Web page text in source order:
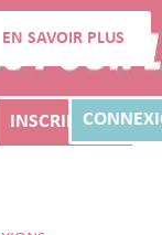
EN SAVOIR PLUS
INSCRIPTION